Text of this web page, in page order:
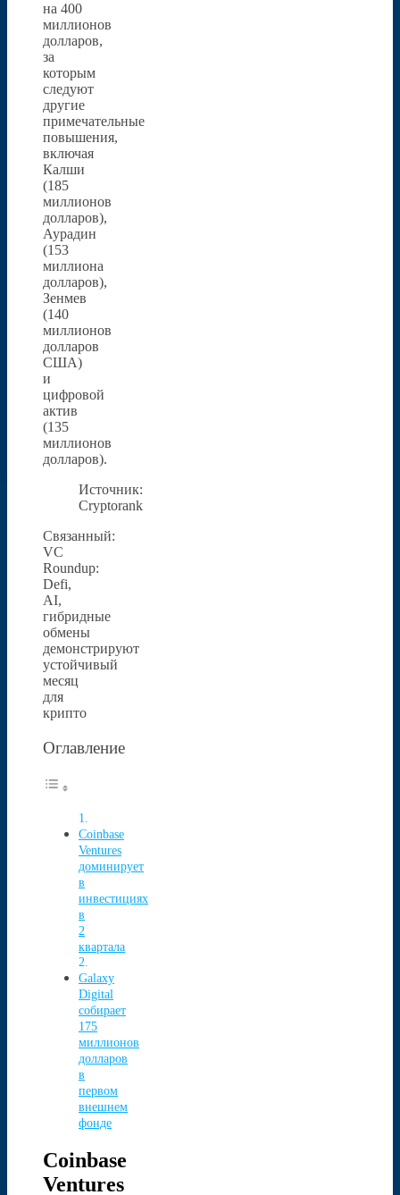
на 400
миллионов
долларов,
за
которым
следуют
другие
примечательные
повышения,
включая
Калши
(185
миллионов
долларов),
Аурадин
(153
миллиона
долларов),
Зенмев
(140
миллионов
долларов
США)
и
цифровой
актив
(135
миллионов
долларов).
Источник:
Cryptorank
Связанный:
VC
Roundup:
Defi,
AI,
гибридные
обмены
демонстрируют
устойчивый
месяц
для
крипто
Оглавление
Coinbase
Ventures
доминирует
в
инвестициях
в
2
квартала
Galaxy
Digital
собирает
175
миллионов
долларов
в
первом
внешнем
фонде
Coinbase
Ventures